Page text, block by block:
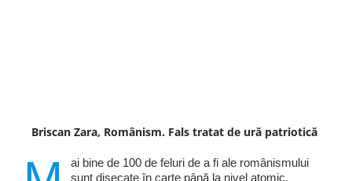
Briscan Zara, Românism. Fals tratat de ură patriotică
ai bine de 100 de feluri de a fi ale românismului
sunt disecate în carte până la nivel atomic,